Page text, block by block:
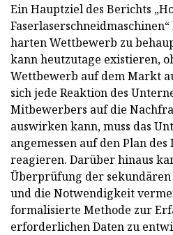
Ein Hauptziel des Berichts
harten Wettbewerb zu
kann heutzutage existieren,
Wettbewerb auf dem Markt
sich jede Reaktion des
Mitbewerbers auf die
auswirken kann, muss das
angemessen auf den Plan
reagieren. Darüber hinaus
Überprüfung der sekundären
und die Notwendigkeit
formalisierte Methode zur
erforderlichen Daten zu